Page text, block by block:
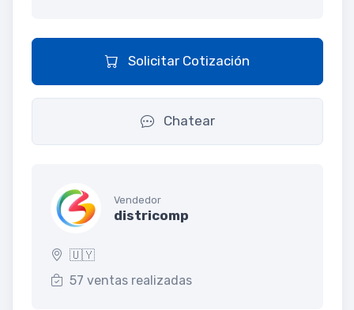
Solicitar Cotización
Chatear
Vendedor
districomp
🇺🇾
57 ventas realizadas